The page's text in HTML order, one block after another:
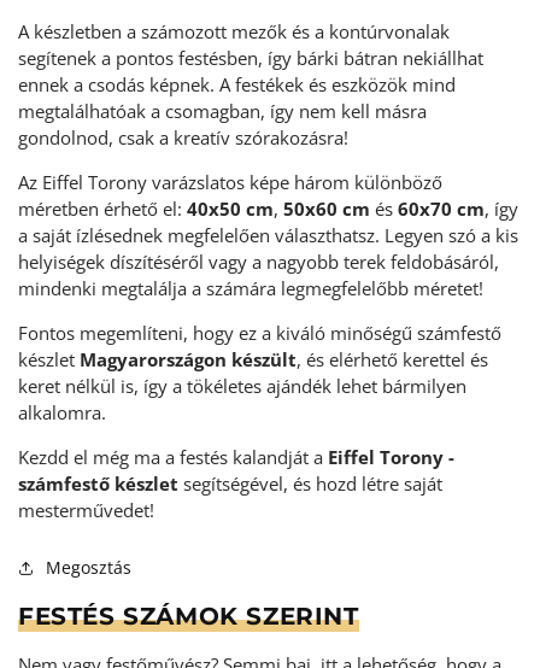
A készletben a számozott mezők és a kontúrvonalak
segítenek a pontos festésben, így bárki bátran nekiállhat
ennek a csodás képnek. A festékek és eszközök mind
megtalálhatóak a csomagban, így nem kell másra
gondolnod, csak a kreatív szórakozásra!
Az Eiffel Torony varázslatos képe három különböző
méretben érhető el: 40x50 cm, 50x60 cm és 60x70 cm, így
a saját ízlésednek megfelelően választhatsz. Legyen szó a kis
helyiségek díszítéséről vagy a nagyobb terek feldobásáról,
mindenki megtalálja a számára legmegfelelőbb méretet!
Fontos megemlíteni, hogy ez a kiváló minőségű számfestő
készlet Magyarországon készült, és elérhető kerettel és
keret nélkül is, így a tökéletes ajándék lehet bármilyen
alkalomra.
Kezdd el még ma a festés kalandját a Eiffel Torony -
számfestő készlet segítségével, és hozd létre saját
mesterművedet!
Megosztás
FESTÉS SZÁMOK SZERINT